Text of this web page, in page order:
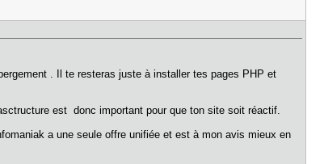
. Il te resteras juste à installer tes pages PHP et
est donc important pour que ton site soit réactif.
a une seule offre unifiée et est à mon avis mieux en